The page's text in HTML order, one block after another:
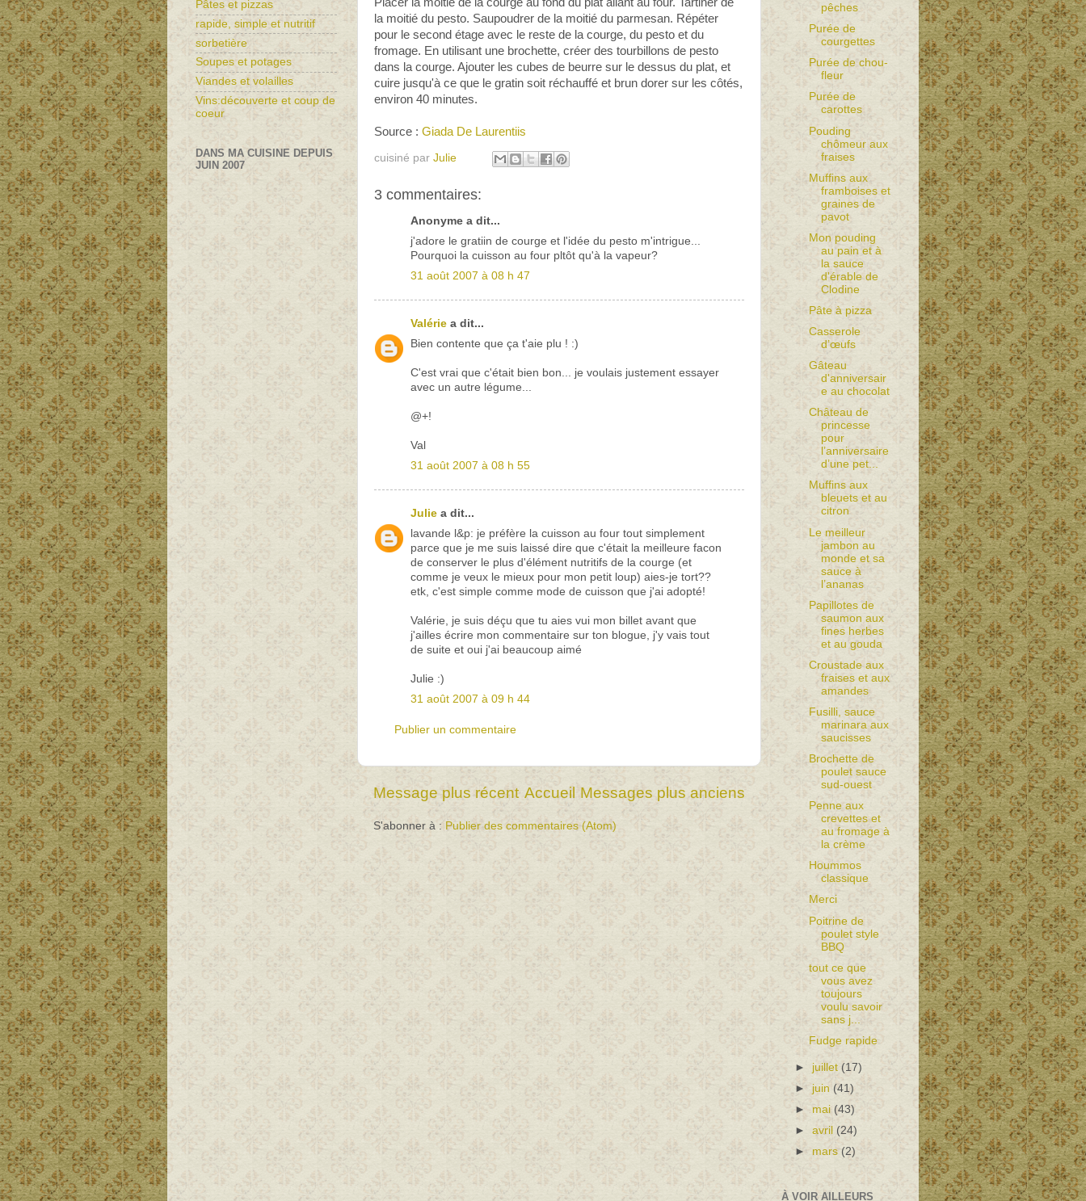
la moitié du pesto. Saupoudrer de la moitié du parmesan. Répéter
pour le second étage avec le reste de la courge, du pesto et du
fromage. En utilisant une brochette, créer des tourbillons de pesto
dans la courge. Ajouter les cubes de beurre sur le dessus du plat, et
cuire jusqu'à ce que le gratin soit réchauffé et brun dorer sur les côtés,
environ 40 minutes.
Source : Giada De Laurentiis
cuisiné par Julie
3 commentaires:
Anonyme a dit...
j'adore le gratiin de courge et l'idée du pesto m'intrigue...
Pourquoi la cuisson au four pltôt qu'à la vapeur?
31 août 2007 à 08 h 47
Valérie a dit...
Bien contente que ça t'aie plu ! :)
C'est vrai que c'était bien bon... je voulais justement essayer
avec un autre légume...
@+!
Val
31 août 2007 à 08 h 55
Julie a dit...
lavande l&p: je préfère la cuisson au four tout simplement
parce que je me suis laissé dire que c'était la meilleure facon
de conserver le plus d'élément nutritifs de la courge (et
comme je veux le mieux pour mon petit loup) aies-je tort??
etk, c'est simple comme mode de cuisson que j'ai adopté!
Valérie, je suis déçu que tu aies vui mon billet avant que
j'ailles écrire mon commentaire sur ton blogue, j'y vais tout
de suite et oui j'ai beaucoup aimé
Julie :)
31 août 2007 à 09 h 44
Publier un commentaire
Message plus récent Messages plus anciens
Accueil
S'abonner à : Publier des commentaires (Atom)
Pâtes et pizzas
rapide, simple et nutritif
sorbetière
Soupes et potages
Viandes et volailles
Vins:découverte et coup de
coeur
DANS MA CUISINE DEPUIS
JUIN 2007
pêches
Purée de
courgettes
Purée de chou-
fleur
Purée de
carottes
Pouding
chômeur aux
fraises
Muffins aux
framboises et
graines de
pavot
Mon pouding
au pain et à
la sauce
d'érable de
Clodine
Pâte à pizza
Casserole
d’œufs
Gâteau
d'anniversair
e au chocolat
Château de
princesse
pour
l’anniversaire
d’une pet...
Muffins aux
bleuets et au
citron
Le meilleur
jambon au
monde et sa
sauce à
l’ananas
Papillotes de
saumon aux
fines herbes
et au gouda
Croustade aux
fraises et aux
amandes
Fusilli, sauce
marinara aux
saucisses
Brochette de
poulet sauce
sud-ouest
Penne aux
crevettes et
au fromage à
la crème
Hoummos
classique
Merci
Poitrine de
poulet style
BBQ
tout ce que
vous avez
toujours
voulu savoir
sans j...
Fudge rapide
► juillet(17)
►juin (41)
► mai (43)
►avril (24)
► mars (2)
À VOIR AILLEURS